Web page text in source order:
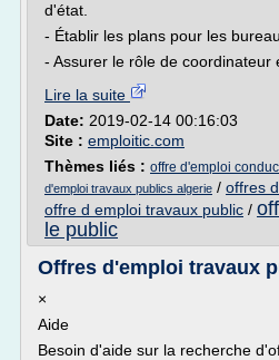
d'état.
- Établir les plans pour les
- Assurer le rôle de coordinateur
Lire la suite
Date: 2019-02-14 00:16:03
Site : emploitic.com
Thèmes liés : offre d'emploi
d'emploi travaux publics algerie / offres
offre d emploi travaux public /
le public
Offres d'emploi travaux
×
Aide
Besoin d'aide sur la recherche